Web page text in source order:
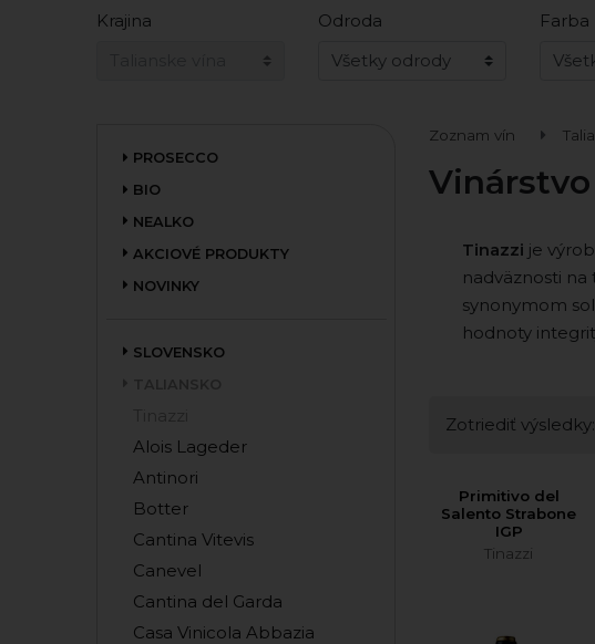
Krajina Odroda Farba
PROSECCO
BIO
NEALKO
AKCIOVÉ PRODUKTY
NOVINKY
SLOVENSKO
Alois Lageder
Antinori
Botter
Cantina Vitevis
Canevel
Cantina del Garda
Casa Vinicola Abbazia
Zoznam vín
Tinazzi je
nadväznosti
synonymom
hodnoty
Zotriediť výsledky:
Primitivo del
Salento Strabone
IGP
Tinazzi